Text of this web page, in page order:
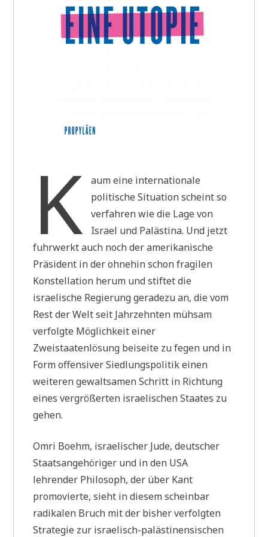
K
aum eine internationale
politische Situation scheint so
verfahren wie die Lage von
Israel und Palästina. Und jetzt
fuhrwerkt auch noch der amerikanische
Präsident in der ohnehin schon fragilen
Konstellation herum und stiftet die
israelische Regierung geradezu an, die vom
Rest der Welt seit Jahrzehnten mühsam
verfolgte Möglichkeit einer
Zweistaatenlösung beiseite zu fegen und in
Form offensiver Siedlungspolitik einen
weiteren gewaltsamen Schritt in Richtung
eines vergrößerten israelischen Staates zu
gehen.
Omri Boehm, israelischer Jude, deutscher
Staatsangehöriger und in den USA
lehrender Philosoph, der über Kant
promovierte, sieht in diesem scheinbar
radikalen Bruch mit der bisher verfolgten
Strategie zur israelisch-palästinensischen